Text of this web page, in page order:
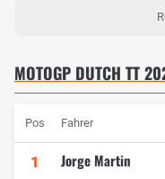
MOTOGP DUTCH TT
Pos Fahrer
1 Jorge Martin